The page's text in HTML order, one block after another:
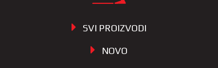
SVI PROIZVODI
NOVO